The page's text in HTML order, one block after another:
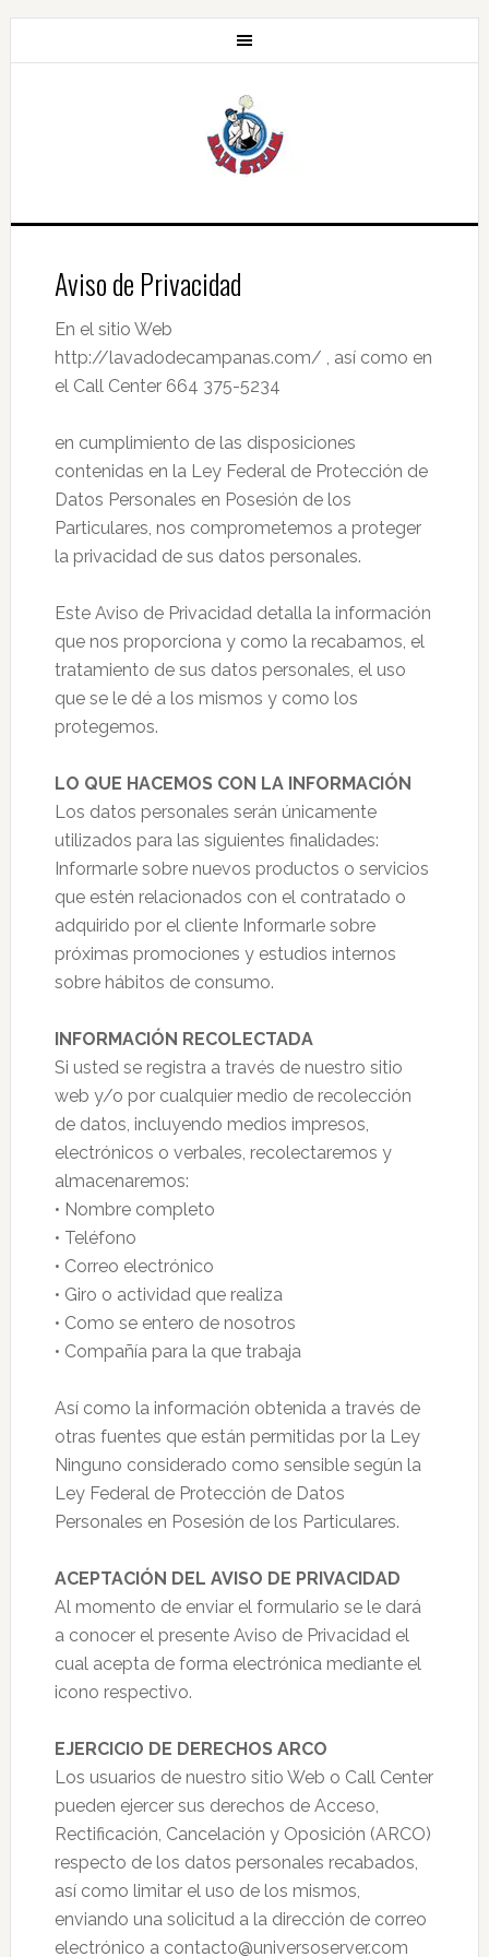
Aviso de Privacidad
En el sitio Web
http://lavadodecampanas.com/ , así como en
el Call Center 664 375-5234
en cumplimiento de las disposiciones
contenidas en la Ley Federal de Protección de
Datos Personales en Posesión de los
Particulares, nos comprometemos a proteger
la privacidad de sus datos personales.
Este Aviso de Privacidad detalla la información
que nos proporciona y como la recabamos, el
tratamiento de sus datos personales, el uso
que se le dé a los mismos y como los
protegemos.
LO QUE HACEMOS CON LA INFORMACIÓN
Los datos personales serán únicamente
utilizados para las siguientes finalidades:
Informarle sobre nuevos productos o servicios
que estén relacionados con el contratado o
adquirido por el cliente Informarle sobre
próximas promociones y estudios internos
sobre hábitos de consumo.
INFORMACIÓN RECOLECTADA
Si usted se registra a través de nuestro sitio
web y/o por cualquier medio de recolección
de datos, incluyendo medios impresos,
electrónicos o verbales, recolectaremos y
almacenaremos:
• Nombre completo
• Teléfono
• Correo electrónico
• Giro o actividad que realiza
• Como se entero de nosotros
• Compañía para la que trabaja
Así como la información obtenida a través de
otras fuentes que están permitidas por la Ley
Ninguno considerado como sensible según la
Ley Federal de Protección de Datos
Personales en Posesión de los Particulares.
ACEPTACIÓN DEL AVISO DE PRIVACIDAD
Al momento de enviar el formulario se le dará
a conocer el presente Aviso de Privacidad el
cual acepta de forma electrónica mediante el
icono respectivo.
EJERCICIO DE DERECHOS ARCO
Los usuarios de nuestro sitio Web o Call Center
pueden ejercer sus derechos de Acceso,
Rectificación, Cancelación y Oposición (ARCO)
respecto de los datos personales recabados,
así como limitar el uso de los mismos,
enviando una solicitud a la dirección de correo
electrónico a contacto@universoserver.com